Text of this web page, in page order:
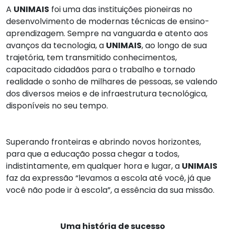
A UNIMAIS foi uma das instituições pioneiras no
desenvolvimento de modernas técnicas de ensino-
aprendizagem. Sempre na vanguarda e atento aos
avanços da tecnologia, a UNIMAIS, ao longo de sua
trajetória, tem transmitido conhecimentos,
capacitado cidadãos para o trabalho e tornado
realidade o sonho de milhares de pessoas, se valendo
dos diversos meios e de infraestrutura tecnológica,
disponíveis no seu tempo.
Superando fronteiras e abrindo novos horizontes,
para que a educação possa chegar a todos,
indistintamente, em qualquer hora e lugar, a UNIMAIS
faz da expressão “levamos a escola até você, já que
você não pode ir à escola”, a essência da sua missão.
Uma história de sucesso